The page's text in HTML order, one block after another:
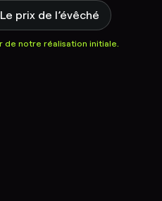
prix de l’évêché
notre réalisation initiale.